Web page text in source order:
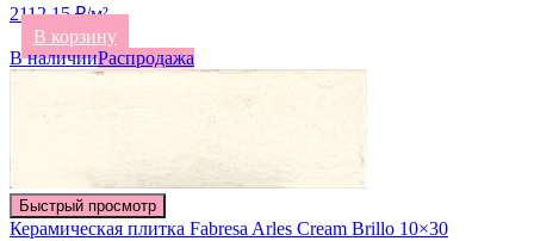
2112.15 ₽/м²
В корзину
В наличииРаспродажа
Быстрый просмотр
Керамическая плитка Fabresa Arles Cream Brillo 10×30